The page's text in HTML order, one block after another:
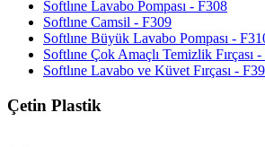
Softlıne Lavabo Pompası - F308
Softlıne Camsil - F309
Softlıne Büyük Lavabo Pompası -
Softlıne Çok Amaçlı Temizlik Fırçası
Softlıne Lavabo ve Küvet Fırçası -
Çetin Plastik